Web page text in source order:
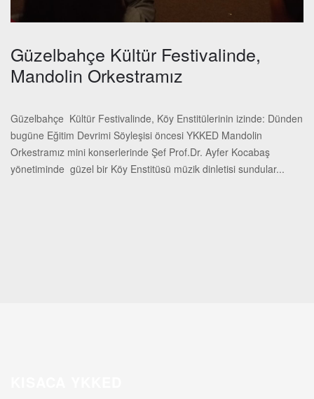
Güzelbahçe Kültür Festivalinde,
Mandolin Orkestramız
Güzelbahçe Kültür Festivalinde, Köy Enstitülerinin izinde: Dünden
bugüne Eğitim Devrimi Söyleşisi öncesi YKKED Mandolin
Orkestramız mini konserlerinde Şef Prof.Dr. Ayfer Kocabaş
yönetiminde güzel bir Köy Enstitüsü müzik dinletisi sundular...